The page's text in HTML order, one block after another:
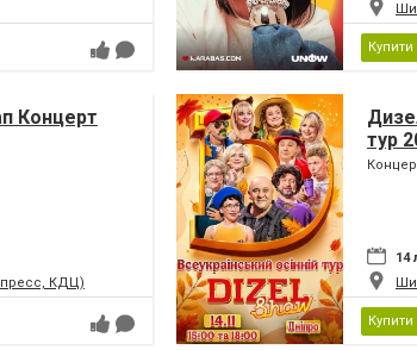
Купити
Концерт
КДЦ)
тур
14
Купити